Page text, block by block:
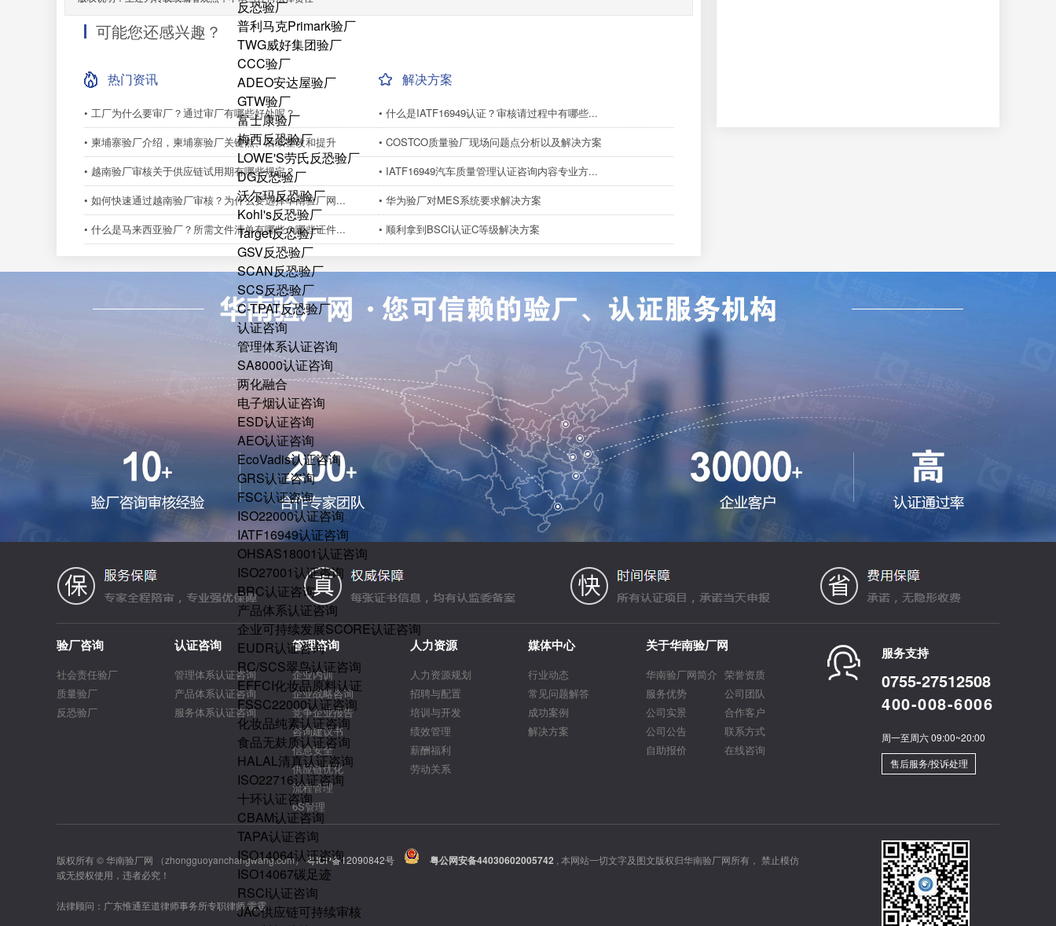
反恐验厂
普利马克Primark验厂
TWG威好集团验厂
CCC验厂
ADEO安达屋验厂
GTW验厂
富士康验厂
梅西反恐验厂
LOWE'S劳氏反恐验厂
DG反恐验厂
沃尔玛反恐验厂
Kohl's反恐验厂
Target反恐验厂
GSV反恐验厂
SCAN反恐验厂
SCS反恐验厂
C-TPAT反恐验厂
认证咨询
管理体系认证咨询
SA8000认证咨询
两化融合
电子烟认证咨询
ESD认证咨询
AEO认证咨询
EcoVadis认证咨询
GRS认证咨询
FSC认证咨询
ISO22000认证咨询
IATF16949认证咨询
OHSAS18001认证咨询
ISO27001认证咨询
BRC认证咨询
产品体系认证咨询
企业可持续发展SCORE认证咨询
EUDR认证咨询
RC/SCS翠鸟认证咨询
EFFCI化妆品原料认证
FSSC22000认证咨询
化妆品纯素认证咨询
食品无麸质认证咨询
HALAL清真认证咨询
ISO22716认证咨询
十环认证咨询
CBAM认证咨询
TAPA认证咨询
ISO14064认证咨询
ISO14067碳足迹
RSCI认证咨询
JAC供应链可持续审核
可能您还感兴趣？
热门资讯
• 工厂为什么要审厂？通过审厂有哪些好处呢？
• 柬埔寨验厂介绍，柬埔寨验厂关键点、后续整改和提升
• 越南验厂审核关于供应链试用期有哪些规定？
• 如何快速通过越南验厂审核？为什么要选择华南验厂网...
• 什么是马来西亚验厂？所需文件清单有哪些？哪些证件...
解决方案
• 什么是IATF16949认证？审核请过程中有哪些...
• COSTCO质量验厂现场问题点分析以及解决方案
• IATF16949汽车质量管理认证咨询内容专业方...
• 华为验厂对MES系统要求解决方案
• 顺利拿到BSCI认证C等级解决方案
验厂咨询
社会责任验厂
质量验厂
反恐验厂
认证咨询
管理体系认证咨询
产品体系认证咨询
服务体系认证咨询
管理咨询
企业内训
企业战略咨询
竞争企业报告
咨询建议书
信息安全
供应链优化
流程管理
6S管理
人力资源
人力资源规划
招聘与配置
培训与开发
绩效管理
薪酬福利
劳动关系
媒体中心
行业动态
常见问题解答
成功案例
解决方案
关于华南验厂网
华南验厂网简介 荣誉资质
服务优势
公司团队
公司实景
合作客户
公司公告
联系方式
自助报价
在线咨询
服务支持
0755-27512508
400-008-6006
周一至周六 09:00~20:00
售后服务/投诉处理
版权所有 © 华南验厂网 （zhongguoyanchangwang.com）粤ICP备12090842号 粤公网安备44030602005742 , 本网站一切文字及图文版权归华南验厂网所有， 禁止模仿
或无授权使用，违者必究！
法律顾问：广东惟通至道律师事务所专职律师 雷霆